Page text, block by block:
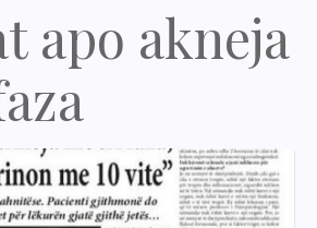
apo akneja